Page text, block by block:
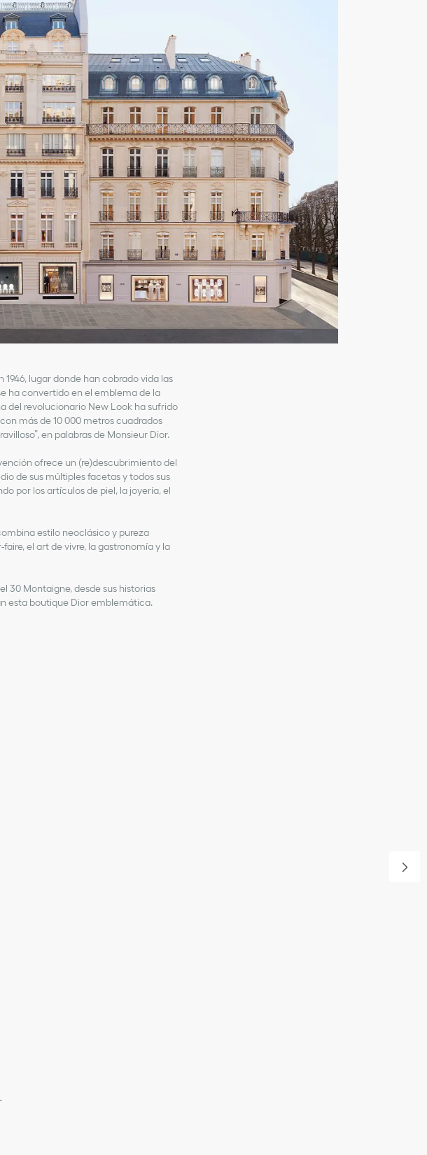
lugar donde han cobrado vida las
ha convertido en el emblema de la
del revolucionario New Look ha sufrido
más de 10 000 metros cuadrados
en palabras de Monsieur Dior.
ofrece un (re)descubrimiento del
de sus múltiples facetas y todos sus
por los artículos de piel, la joyería, el
estilo neoclásico y pureza
el art de vivre, la gastronomía y la
30 Montaigne, desde sus historias
esta boutique Dior emblemática.